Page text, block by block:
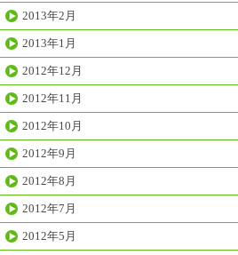
2013年2月
2013年1月
2012年12月
2012年11月
2012年10月
2012年9月
2012年8月
2012年7月
2012年5月